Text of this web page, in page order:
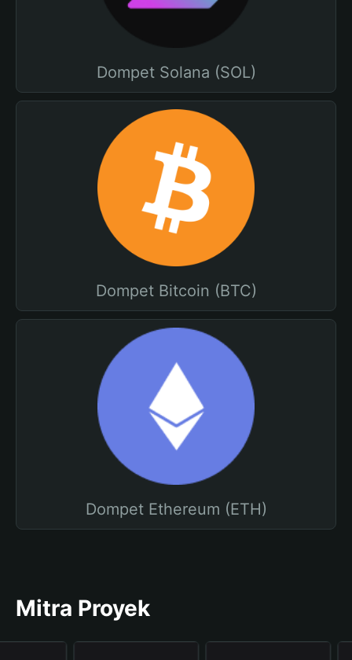
Dompet Solana (SOL)
Dompet Bitcoin (BTC)
Dompet Ethereum (ETH)
Mitra Proyek